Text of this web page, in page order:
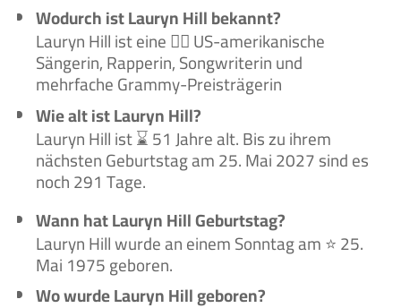
Wodurch ist Lauryn Hill bekannt?
Lauryn Hill ist eine 🙋‍♀️ US-amerikanische
Sängerin, Rapperin, Songwriterin und
mehrfache Grammy-Preisträgerin
Wie alt ist Lauryn Hill?
Lauryn Hill ist ⌛ 51 Jahre alt. Bis zu ihrem
nächsten Geburtstag am 25. Mai 2027 sind es
noch 291 Tage.
Wann hat Lauryn Hill Geburtstag?
Lauryn Hill wurde an einem Sonntag am ⭐ 25.
Mai 1975 geboren.
Wo wurde Lauryn Hill geboren?